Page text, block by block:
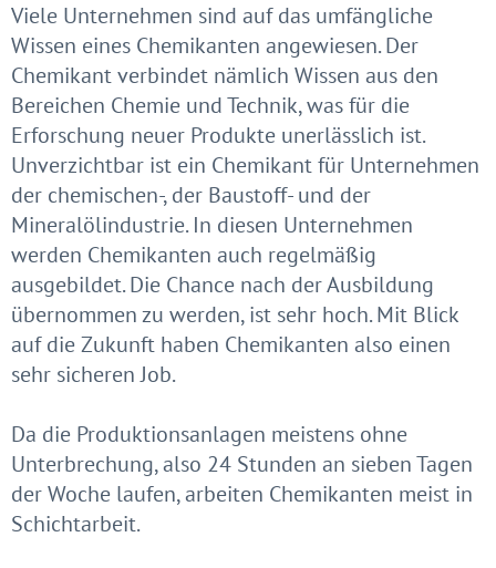
Viele Unternehmen sind auf das umfängliche
Wissen eines Chemikanten angewiesen. Der
Chemikant verbindet nämlich Wissen aus den
Bereichen Chemie und Technik, was für die
Erforschung neuer Produkte unerlässlich ist.
Unverzichtbar ist ein Chemikant für Unternehmen
der chemischen-, der Baustoff- und der
Mineralölindustrie. In diesen Unternehmen
werden Chemikanten auch regelmäßig
ausgebildet. Die Chance nach der Ausbildung
übernommen zu werden, ist sehr hoch. Mit Blick
auf die Zukunft haben Chemikanten also einen
sehr sicheren Job.
Da die Produktionsanlagen meistens ohne
Unterbrechung, also 24 Stunden an sieben Tagen
der Woche laufen, arbeiten Chemikanten meist in
Schichtarbeit.